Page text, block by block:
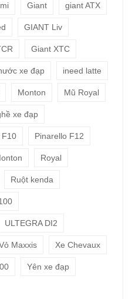
Giant giant ATX
GIANT Liv
Giant XTC
xe đạp ineed latte
Monton Mũ Royal
xe đạp
F10 Pinarello F12
Royal
Ruột kenda
ULTEGRA DI2
Maxxis Xe Chevaux
Yên xe đạp